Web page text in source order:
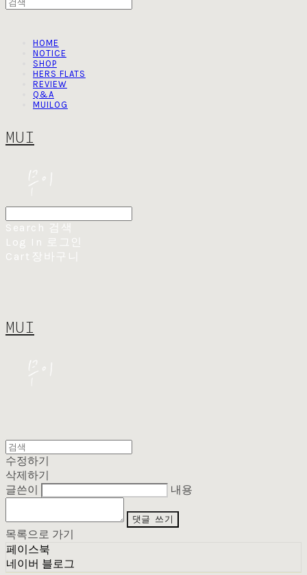
HOME
NOTICE
SHOP
HERS FLATS
REVIEW
Q&A
MUILOG
MUI
Search 검색
Log In 로그인
Cart 장바구니
MUI
수정하기
삭제하기
글쓴이
내용
댓글 쓰기
목록으로 가기
페이스북
네이버 블로그